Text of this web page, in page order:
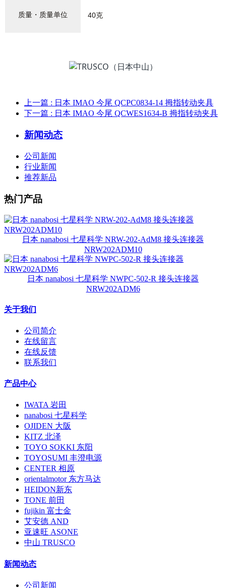
质量・质量单位 40克
上一篇 : 日本 IMAO 今尾 QCPC0834-14 拇指转动夹具
下一篇 : 日本 IMAO 今尾 QCWES1634-B 拇指转动夹具
新闻动态
公司新闻
行业新闻
推荐新品
热门产品
日本 nanabosi 七星科学 NRW-202-AdM8 接头连接器
NRW202ADM10
日本 nanabosi 七星科学 NWPC-502-R 接头连接器
NRW202ADM6
关于我们
公司简介
在线留言
在线反馈
联系我们
产品中心
IWATA 岩田
nanabosi 七星科学
OJIDEN 大阪
KITZ 北泽
TOYO SOKKI 东阳
TOYOSUMI 丰澄电源
CENTER 相原
orientalmotor 东方马达
HEIDON新东
TONE 前田
fujikin 富士金
艾安德 AND
亚速旺 ASONE
中山 TRUSCO
新闻动态
公司新闻